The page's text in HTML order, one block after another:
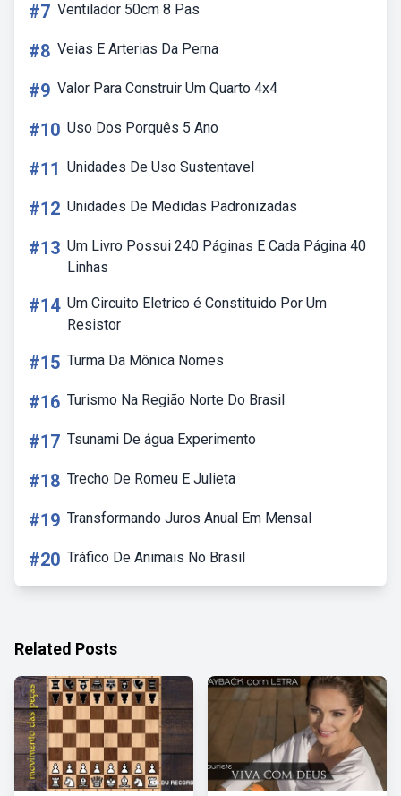
#7 Ventilador 50cm 8 Pas
#8 Veias E Arterias Da Perna
#9 Valor Para Construir Um Quarto 4x4
#10 Uso Dos Porquês 5 Ano
#11 Unidades De Uso Sustentavel
#12 Unidades De Medidas Padronizadas
#13 Um Livro Possui 240 Páginas E Cada Página 40
Linhas
#14 Um Circuito Eletrico é Constituido Por Um
Resistor
#15 Turma Da Mônica Nomes
#16 Turismo Na Região Norte Do Brasil
#17 Tsunami De água Experimento
#18 Trecho De Romeu E Julieta
#19 Transformando Juros Anual Em Mensal
#20 Tráfico De Animais No Brasil
Related Posts